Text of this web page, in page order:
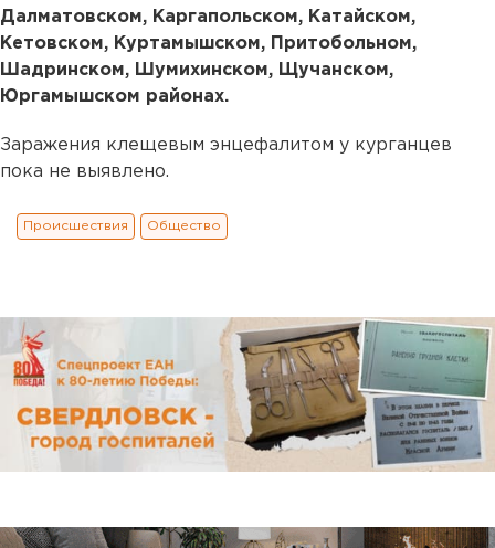
Далматовском, Каргапольском, Катайском,
Кетовском, Куртамышском, Притобольном,
Шадринском, Шумихинском, Щучанском,
Юргамышском районах.
Заражения клещевым энцефалитом у курганцев
пока не выявлено.
Происшествия Общество